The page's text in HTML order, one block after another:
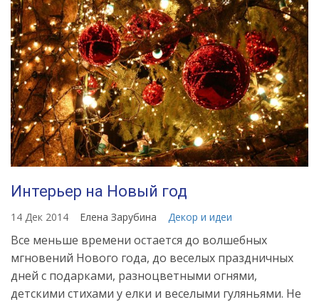
Интерьер на Новый год
14 Дек 2014 Елена Зарубина Декор и идеи
Все меньше времени остается до волшебных
мгновений Нового года, до веселых праздничных
дней с подарками, разноцветными огнями,
детскими стихами у елки и веселыми гуляньями. Не